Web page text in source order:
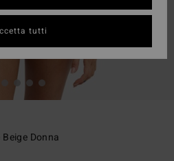
Donna
tutti